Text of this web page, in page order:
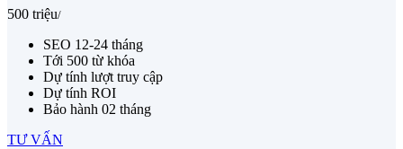
500 triệu/
SEO 12-24 tháng
Tới 500 từ khóa
Dự tính lượt truy cập
Dự tính ROI
Bảo hành 02 tháng
TƯ VẤN